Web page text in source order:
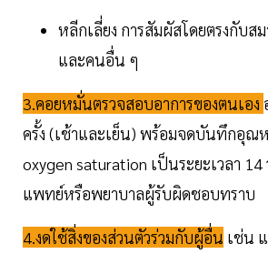
หลีกเลี่ยง การสัมผัสโดยตรงกับ
และคนอื่น ๆ
3.คอยหมั่นตรวจสอบอาการของตนเอง
ครั้ง (เช้าและเย็น) พร้อมจดบันทึกอุณห
oxygen saturation เป็นระยะเวลา 14
แพทย์หรือพยาบาลผู้รับผิดชอบทราบ
4.งดใช้สิ่งของส่วนตัวร่วมกับผู้อื่น เช่น